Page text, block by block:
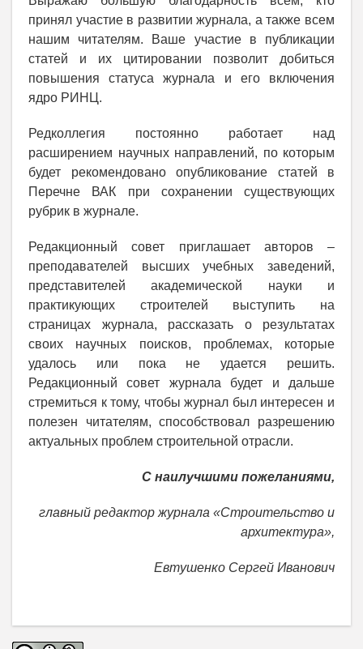
принял участие в развитии журнала, а также всем
нашим читателям. Ваше участие в публикации
статей и их цитировании позволит добиться
повышения статуса журнала и его включения
ядро РИНЦ.
Редколлегия постоянно работает над
расширением научных направлений, по которым
будет рекомендовано опубликование статей в
Перечне ВАК при сохранении существующих
рубрик в журнале.
Редакционный совет приглашает авторов –
преподавателей высших учебных заведений,
представителей академической науки и
практикующих строителей выступить на
страницах журнала, рассказать о результатах
своих научных поисков, проблемах, которые
удалось или пока не удается решить.
Редакционный совет журнала будет и дальше
стремиться к тому, чтобы журнал был интересен и
полезен читателям, способствовал разрешению
актуальных проблем строительной отрасли.
С наилучшими пожеланиями,
главный редактор журнала «Строительство и
архитектура»,
Евтушенко Сергей Иванович